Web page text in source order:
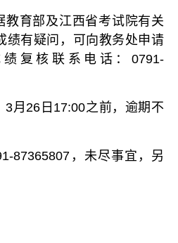
教育部及江西省考试院有关
绩有疑问，可向教务处申请
复核联系电话：0791-
3月26日17:00之前，逾期不
87365807，未尽事宜，另